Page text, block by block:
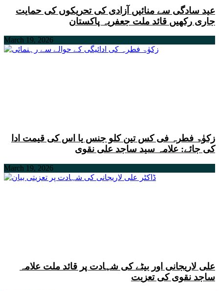
عید سادگی سے منائیں آزادی کی تحریکوں کی حمایت
جاری رکھیں قائد ملت جعفریہ پاکستان
March 19, 2026
زکوٰۃ فطرہ فی کس تین کلو جنس یا اس کی قیمت ادا
کی جائے: علامہ سید ساجد علی نقوی
March 19, 2026
علی لاریجانی اور بیٹے کی شہادت پر قائد ملت علامہ
ساجد نقوی کی تعزیت